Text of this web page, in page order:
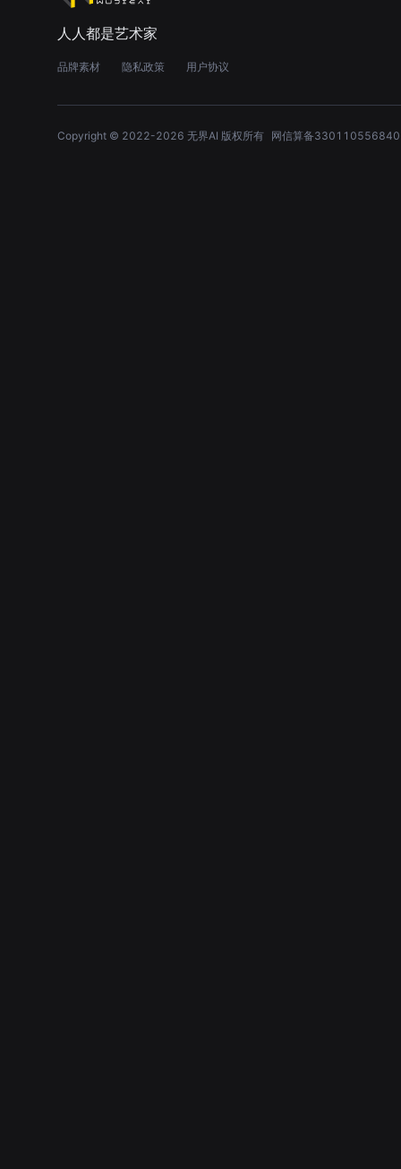
人人都是艺术家
品牌素材 隐私政策 用户协议
Copyright © 2022-2026 无界AI 版权所有 网信算备